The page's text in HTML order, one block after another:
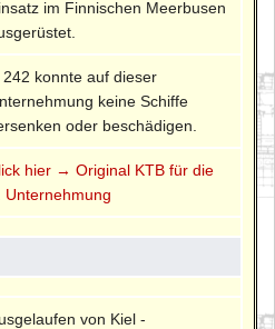
im Finnischen Meerbusen
242 konnte auf dieser
keine Schiffe
oder beschädigen.
hier → Original KTB für die
Unternehmung
von Kiel -